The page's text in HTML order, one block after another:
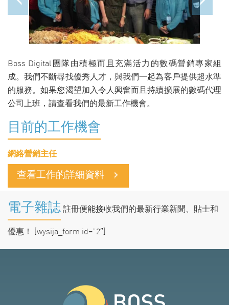
Boss Digital團隊由積極而且充滿活力的數碼營銷專家組
成。我們不斷尋找優秀人才，與我們一起為客戶提供超水準
的服務。如果您渴望加入令人興奮而且持續擴展的數碼代理
公司上班，請查看我們的最新工作機會。
目前的工作機會
網絡營銷主任
查看工作的詳細資料
電子雜誌 註冊便能接收我們的最新行業新聞、貼士和
優惠！ [wysija_form id=”2″]